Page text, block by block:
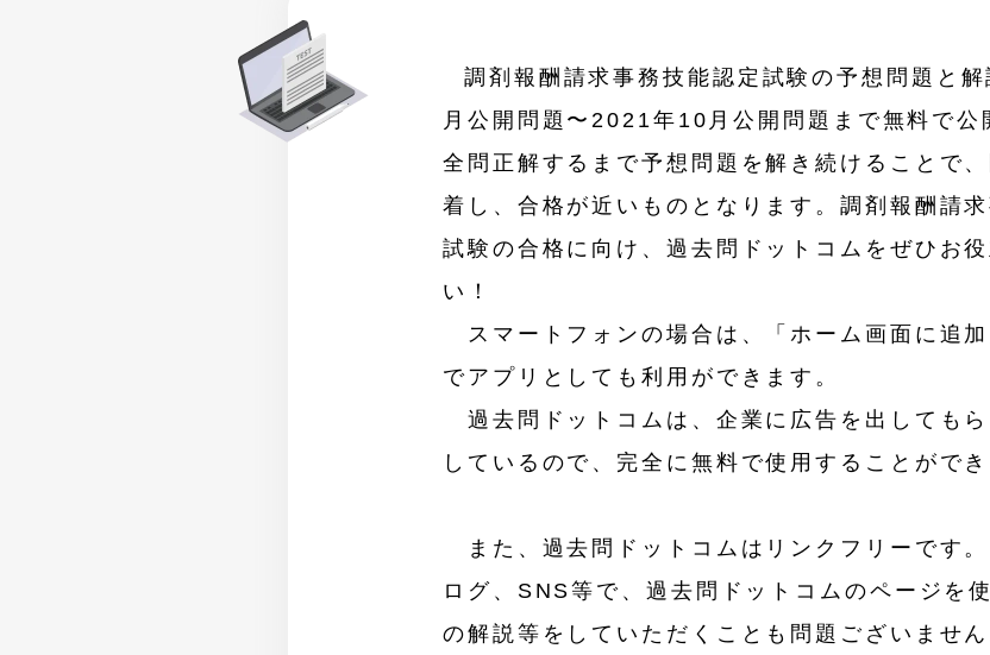
調剤報酬請求事務技能認定試験の予想問題と
月公開問題〜2021年10月公開問題まで無料で公
全問正解するまで予想問題を解き続けることで
着し、合格が近いものとなります。調剤報酬請
試験の合格に向け、過去問ドットコムをぜひお
い！
スマートフォンの場合は、「ホーム画面に追加
でアプリとしても利用ができます。
過去問ドットコムは、企業に広告を出しても
しているので、完全に無料で使用することができ
また、過去問ドットコムはリンクフリーです
ログ、SNS等で、過去問ドットコムのページを
の解説等をしていただくことも問題ございませ